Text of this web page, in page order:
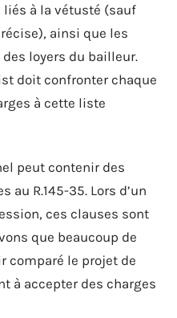
liés à la vétusté (sauf
ainsi que les
loyers du bailleur.
doit confronter chaque
à cette liste
peut contenir des
au R.145-35. Lors d’un
ces clauses sont
que beaucoup de
comparé le projet de
à accepter des charges